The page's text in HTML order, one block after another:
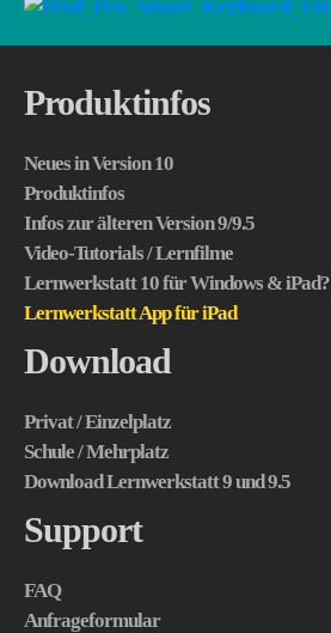
Produktinfos
Neues in Version 10
Produktinfos
Infos zur älteren Version 9/9.5
Video-Tutorials / Lernfilme
Lernwerkstatt 10 für Windows & iPad?
Lernwerkstatt App für iPad
Download
Privat / Einzelplatz
Schule / Mehrplatz
Download Lernwerkstatt 9 und 9.5
Support
FAQ
Anfrageformular